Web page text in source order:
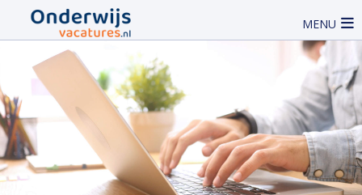
MENU